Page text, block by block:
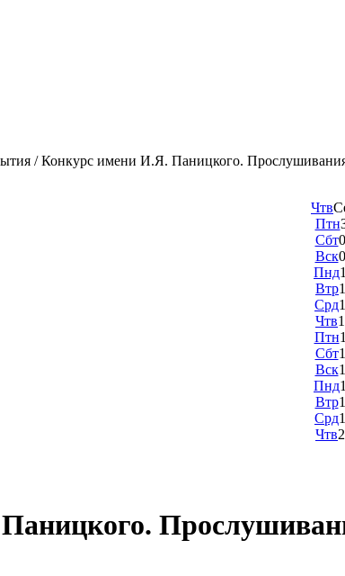
/Конкурс имени И.Я. Паницкого.
Чтв
Птн
Сбт
Вск
Пнд
Втр
Срд
Чтв
Птн
Сбт
Вск
Пнд
Втр
Срд
Чтв